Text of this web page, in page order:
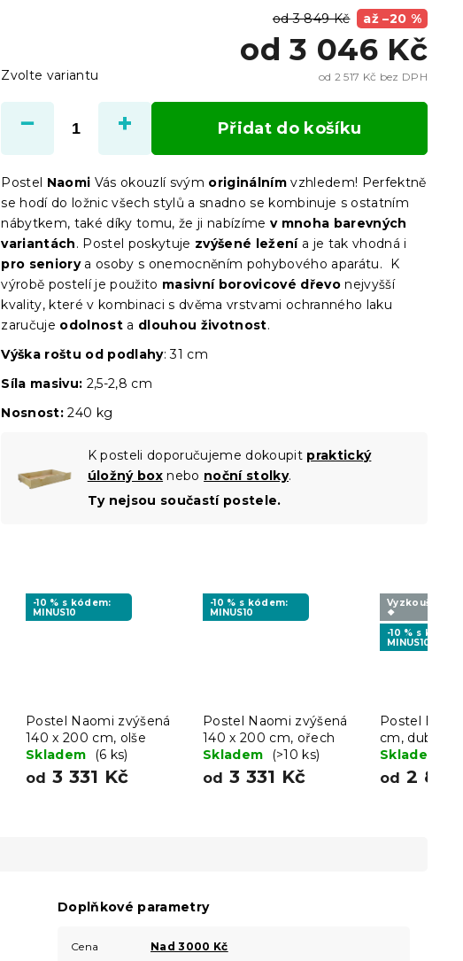
od 3 849 Kč až –20 %
od3 046 Kč
od 2 517 Kč bez DPH
cena:
Zvolte variantu
Přidat do košíku
Postel Naomi Vás okouzlí svým originálním vzhledem! Perfektně
se hodí do ložnic všech stylů a snadno se kombinuje s ostatním
nábytkem, také díky tomu, že ji nabízímev mnoha barevných
variantách. Postel poskytuje zvýšené leženía je tak vhodná i
pro seniorya osoby s onemocněním pohybového aparátu. K
výrobě postelí je použito masivní borovicové dřevo nejvyšší
kvality, které v kombinaci s dvěma vrstvami ochranného laku
zaručuje odolnost a dlouhou životnost.
Výška roštu od podlahy: 31 cm
Síla masivu: 2,5-2,8 cm
Nosnost: 240 kg
K posteli doporučujeme dokoupit praktický
úložný box nebo noční stolky.
Ty nejsou součastí postele.
-10 % s kódem:
MINUS10
Postel Naomi zvýšená
140 x 200 cm, olše
Skladem
(6 ks)
od 3 331 Kč
-10 % s kódem:
MINUS10
Postel Naomi zvýšená
140 x 200 cm, ořech
Skladem
(>10 ks)
od 3 331 Kč
Vyzkoušejte v
❖
-10 % s
MINUS10
Postel
cm, dub
Skladem
od 2
Doplňkové parametry
Cena Nad 3000 Kč